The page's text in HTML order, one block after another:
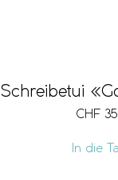
Schreibetui
CHF
In die